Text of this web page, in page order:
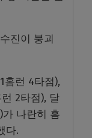
진이 붕괴
홈런 4타점),
2타점), 달
나란히 홈
다.